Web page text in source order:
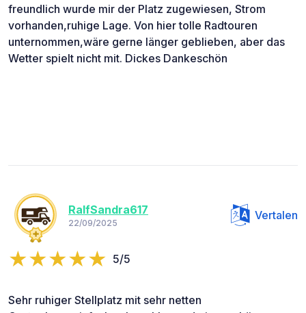
freundlich wurde mir der Platz zugewiesen, Strom
vorhanden,ruhige Lage. Von hier tolle Radtouren
unternommen,wäre gerne länger geblieben, aber das
Wetter spielt nicht mit. Dickes Dankeschön
RalfSandra617
22/09/2025
Vertalen
5/5
Sehr ruhiger Stellplatz mit sehr netten